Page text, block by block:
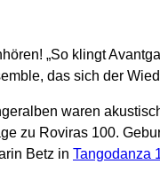
„So klingt
das sich der
waren
zu Roviras 100.
Betz in Tangodanza